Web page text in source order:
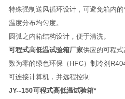
特殊强制送风循环设计，可避免箱内
温度分布均匀度。
圆弧之内箱结构设计，便于清洗。
可程式高低温试验箱厂家供应的可程
数为零的绿色环保（HFC）制冷剂
可连接计算机，并远程控制
JY--150可程式高低温试验箱*